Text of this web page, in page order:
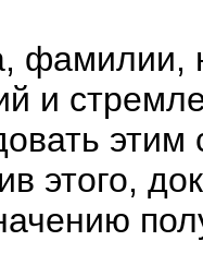
фамилии,
и
этого,